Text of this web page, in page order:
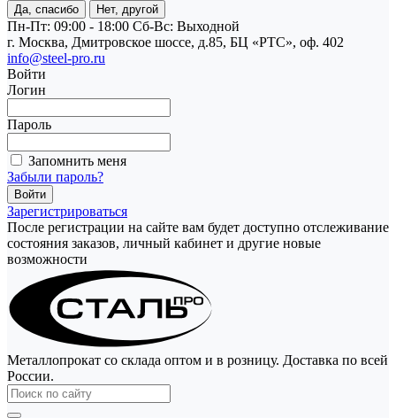
Да, спасибо Нет, другой
Пн-Пт: 09:00 - 18:00 Cб-Вс: Выходной
г. Москва, Дмитровское шоссе, д.85, БЦ «РТС», оф. 402
info@steel-pro.ru
Войти
Логин
Пароль
Запомнить меня
Забыли пароль?
Зарегистрироваться
После регистрации на сайте вам будет доступно отслеживание
состояния заказов, личный кабинет и другие новые
возможности
Металлопрокат со склада оптом и в розницу. Доставка по всей
России.